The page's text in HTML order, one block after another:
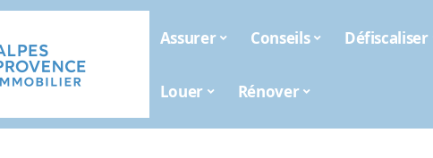
Assurer Conseils Défiscaliser
Louer Rénover